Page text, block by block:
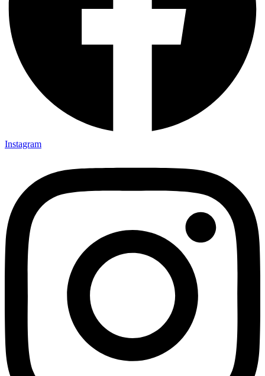
Instagram